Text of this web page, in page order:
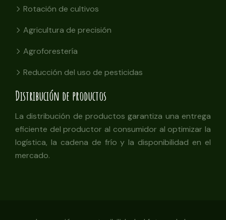
Rotación de cultivos
Agricultura de precisión
Agroforestería
Reducción del uso de pesticidas
Distribución de productos
La distribución de productos garantiza una entrega
eficiente del productor al consumidor al optimizar la
logística, la cadena de frío y la disponibilidad en el
mercado.